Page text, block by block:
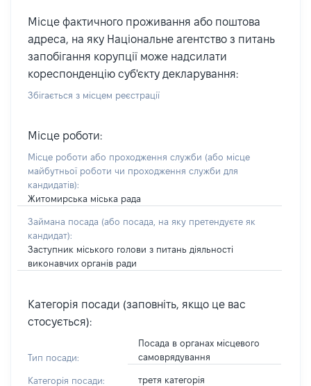
Місце фактичного проживання або поштова
адреса, на яку Національне агентство з питань
запобігання корупції може надсилати
кореспонденцію суб'єкту декларування:
Збігається з місцем реєстрації
Місце роботи:
Місце роботи або проходження служби (або місце
майбутньої роботи чи проходження служби для
кандидатів):
Житомирська міська рада
Займана посада (або посада, на яку претендуєте як
кандидат):
Заступник міського голови з питань діяльності
виконавчих органів ради
Категорія посади (заповніть, якщо це вас
стосується):
Тип посади:
Посада в органах місцевого
самоврядування
Категорія посади: третя категорія